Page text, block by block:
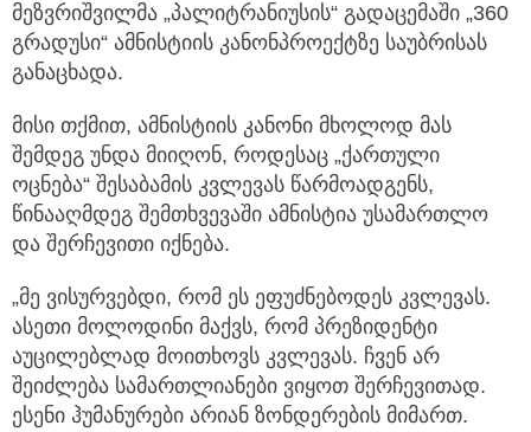
მეზვრიშვილმა „პალიტრანიუსის“ გადაცემაში „360
გრადუსი“ ამნისტიის კანონპროექტზე საუბრისას
განაცხადა.
მისი თქმით, ამნისტიის კანონი მხოლოდ მას
შემდეგ უნდა მიიღონ, როდესაც „ქართული
ოცნება“ შესაბამის კვლევას წარმოადგენს,
წინააღმდეგ შემთხვევაში ამნისტია უსამართლო
და შერჩევითი იქნება.
„მე ვისურვებდი, რომ ეს ეფუძნებოდეს კვლევას.
ასეთი მოლოდინი მაქვს, რომ პრეზიდენტი
აუცილებლად მოითხოვს კვლევას. ჩვენ არ
შეიძლება სამართლიანები ვიყოთ შერჩევითად.
ესენი ჰუმანურები არიან ზონდერების მიმართ.